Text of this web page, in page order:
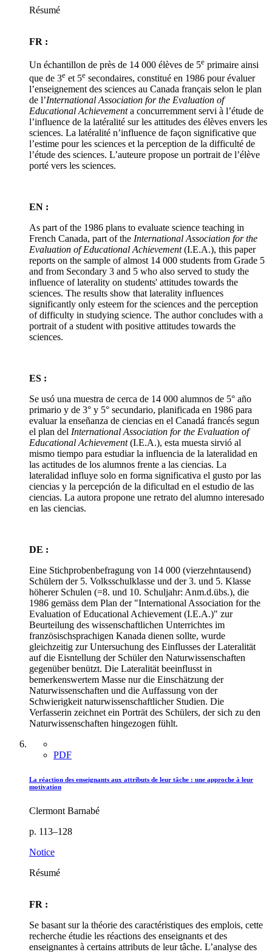
Résumé
FR :
Un échantillon de près de 14 000 élèves de 5e primaire ainsi
que de 3e et 5e secondaires, constitué en 1986 pour évaluer
l’enseignement des sciences au Canada français selon le plan
de l’International Association for the Evaluation of
Educational Achievementa concurremment servi à l’étude de
l’influence de la latéralité sur les attitudes des élèves envers les
sciences. La latéralité n’influence de façon significative que
l’estime pour les sciences et la perception de la difficulté de
l’étude des sciences. L’auteure propose un portrait de l’élève
porté vers les sciences.
EN :
As part of the 1986 plans to evaluate science teaching in
French Canada, part of the International Association for the
Evaluation of Educational Achievement(I.E.A.), this paper
reports on the sample of almost 14 000 students from Grade 5
and from Secondary 3 and 5 who also served to study the
influence of laterality on students' attitudes towards the
sciences. The results show that laterality influences
significantly only esteem for the sciences and the perception
of difficulty in studying science. The author concludes with a
portrait of a student with positive attitudes towards the
sciences.
ES :
Se usó una muestra de cerca de 14 000 alumnos de 5° año
primario y de 3° y 5° secundario, planificada en 1986 para
evaluar la enseñanza de ciencias en el Canadá francés segun
el plan del International Association for the Evaluation of
Educational Achievement(I.E.A.), esta muesta sirvió al
mismo tiempo para estudiar la influencia de la lateralidad en
las actitudes de los alumnos frente a las ciencias. La
lateralidad influye solo en forma significativa el gusto por las
ciencias y la percepción de la dificultad en el estudio de las
ciencias. La autora propone une retrato del alumno interesado
en las ciencias.
DE :
Eine Stichprobenbefragung von 14 000 (vierzehntausend)
Schülern der 5. Volksschulklasse und der 3. und 5. Klasse
höherer Schulen (=8. und 10. Schuljahr: Anm.d.übs.), die
1986 gemäss dem Plan der "International Association for the
Evaluation of Educational Achievement (I.E.A.)" zur
Beurteilung des wissenschaftlichen Unterrichtes im
französischsprachigen Kanada dienen sollte, wurde
gleichzeitig zur Untersuchung des Einflusses der Lateralität
auf die Eisntellung der Schüler den Naturwissenschaften
gegenüber benützt. Die Lateralität beeinflusst in
bemerkenswertem Masse nur die Einschätzung der
Naturwissenschaften und die Auffassung von der
Schwierigkeit naturwissenschaftlicher Studien. Die
Verfasserin zeichnet ein Porträt des Schülers, der sich zu den
Naturwissenschaften hingezogen fühlt.
PDF
La réaction des enseignants aux attributs de leur tâche : une approche à leur
motivation
Clermont Barnabé
p. 113–128
Notice
Résumé
FR :
Se basant sur la théorie des caractéristiques des emplois, cette
recherche étudie les réactions des enseignants et des
enseignantes à certains attributs de leur tâche. L’analyse des